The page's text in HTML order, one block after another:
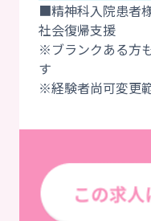
■精神科入院患者
社会復帰支援
※ブランクある方
す